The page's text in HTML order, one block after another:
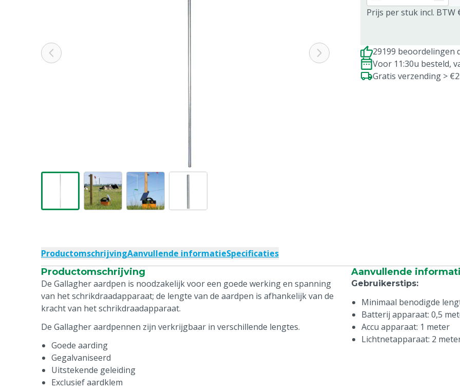
Prijs per stuk incl. BTW
29199 beoordelingen
Voor 11:30u besteld,
Gratis verzending >
ProductomschrijvingAanvullende informatieSpecificaties
Productomschrijving
De Gallagher aardpen is noodzakelijk voor een goede werking en spanning
van het schrikdraadapparaat; de lengte van de aardpen is afhankelijk van de
kracht van het schrikdraadapparaat.
De Gallagher aardpennen zijn verkrijgbaar in verschillende lengtes.
Goede aarding
Gegalvaniseerd
Uitstekende geleiding
Exclusief aardklem
Aanvullende
Gebruikerstips:
Minimaal benodigde
Batterij apparaat: 0,5
Accu apparaat: 1 meter
Lichtnetapparaat: 2